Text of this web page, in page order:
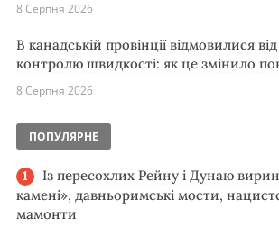
8 Серпня 2026
В канадській провінції відмовилися
контролю швидкості: як це змінило
8 Серпня 2026
ПОПУЛЯРНЕ
Із пересохлих Рейну і Дунаю
камені», давньоримські мости,
мамонти